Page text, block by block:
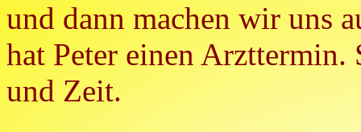
und dann machen wir uns
hat Peter einen
und Zeit.